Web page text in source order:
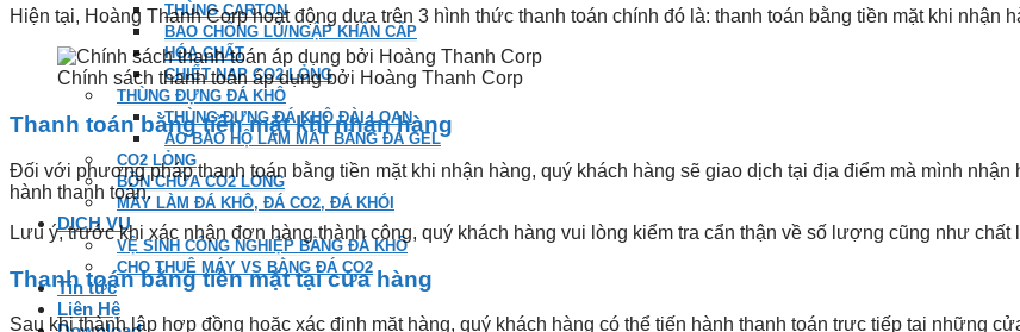
THÙNG CARTON
BAO CHỐNG LŨ/NGẬP KHẨN CẤP
HÓA CHẤT
CHIẾT NẠP CO2 LỎNG
THÙNG ĐỰNG ĐÁ KHÔ
THÙNG ĐỰNG ĐÁ KHÔ ĐÀI LOAN
ÁO BẢO HỘ LÀM MÁT BẰNG ĐÁ GEL
CO2 LỎNG
BỒN CHỨA CO2 LỎNG
MÁY LÀM ĐÁ KHÔ, ĐÁ CO2, ĐÁ KHÓI
DỊCH VỤ
VỆ SINH CÔNG NGHIỆP BẰNG ĐÁ KHÔ
CHO THUÊ MÁY VS BẰNG ĐÁ CO2
Tin tức
Liên Hệ
Hiện tại, Hoàng Thanh Corp hoạt động dựa trên 3 hình thức thanh toán chính đó là: thanh toán bằng tiền mặt khi nhận
Chính sách thanh toán áp dụng bởi Hoàng Thanh Corp
Thanh toán bằng tiền mặt khi nhận hàng
Đối với phương pháp thanh toán bằng tiền mặt khi nhận hàng, quý khách hàng sẽ giao dịch tại địa điểm mà mình
hành thanh toán.
Lưu ý, trước khi xác nhận đơn hàng thành công, quý khách hàng vui lòng kiểm tra cẩn thận về số lượng cũng như
Thanh toán bằng tiền mặt tại cửa hàng
Sau khi thành lập hợp đồng hoặc xác định mặt hàng, quý khách hàng có thể tiến hành thanh toán trực tiếp tại những